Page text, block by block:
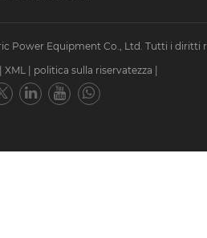
Power Equipment Co., Ltd. Tutti i diritti
XML politica sulla riservatezza